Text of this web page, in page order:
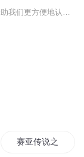
赛亚传说之龙珠